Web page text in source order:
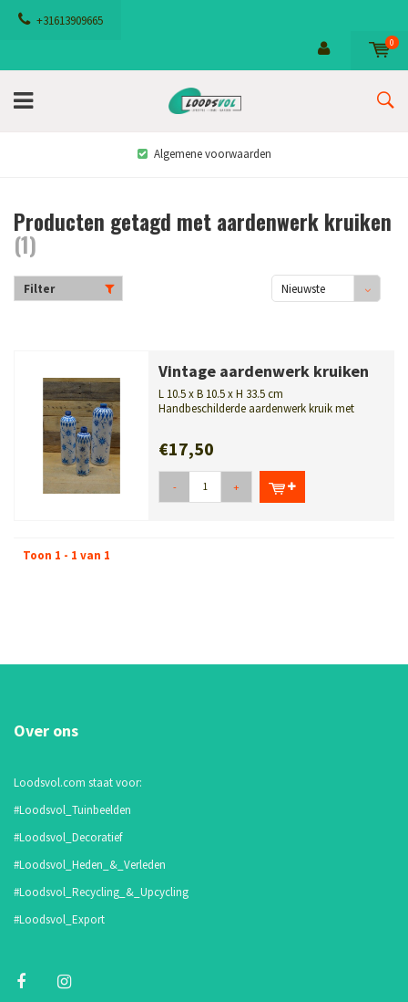
+31613909665
0
Algemene voorwaarden
Producten getagd met aardenwerk kruiken
(1)
Filter
Nieuwste
Vintage aardenwerk kruiken
L 10.5 x B 10.5 x H 33.5 cm
Handbeschilderde aardenwerk kruik met
€17,50
- +
Toon 1 - 1 van 1
Over ons
Loodsvol.com staat voor:
#Loodsvol_Tuinbeelden
#Loodsvol_Decoratief
#Loodsvol_Heden_&_Verleden
#Loodsvol_Recycling_&_Upcycling
#Loodsvol_Export